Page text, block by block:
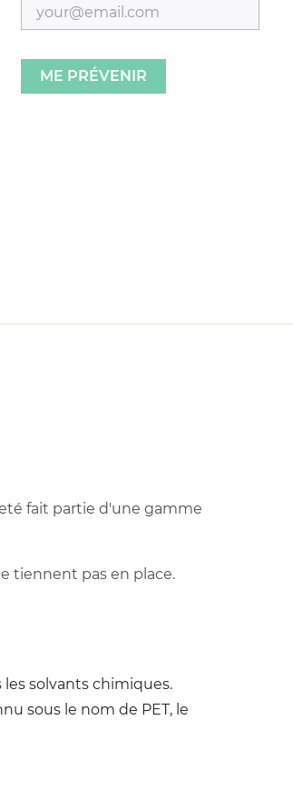
ME PRÉVENIR
fait partie d'une gamme
tiennent pas en place.
solvants chimiques.
sous le nom de PET, le